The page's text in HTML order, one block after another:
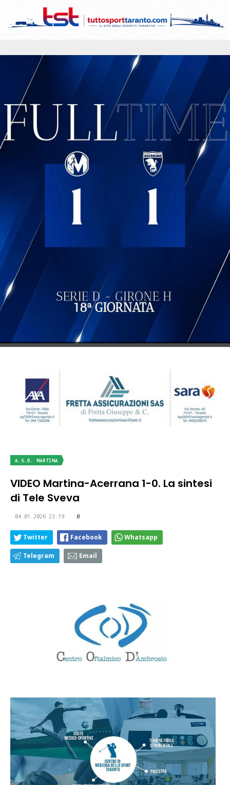
A.S.D. MARTINA
VIDEO Martina-Acerrana 1-0. La sintesi
di Tele Sveva
04.01.2026 23:19 0
Twitter Facebook Whatsapp
Telegram Email